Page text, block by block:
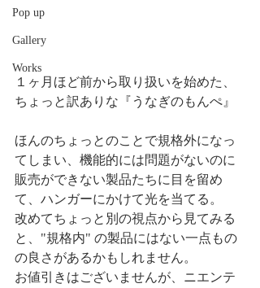
Pop up
Gallery
Works
１ヶ月ほど前から取り扱いを始めた、
ちょっと訳ありな『うなぎのもんぺ』
ほんのちょっとのことで規格外になっ
てしまい、機能的には問題がないのに
販売ができない製品たちに目を留め
て、ハンガーにかけて光を当てる。
改めてちょっと別の視点から見てみる
と、"規格内" の製品にはない一点もの
の良さがあるかもしれません。
お値引きはございませんが、ニエンテ